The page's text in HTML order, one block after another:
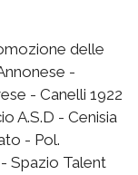
delle
-
- Canelli 1922
A.S.D - Cenisia
- Pol.
Spazio Talent